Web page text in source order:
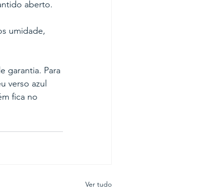
aberto.
umidade,
garantia. Para
verso azul
fica no
Ver tudo